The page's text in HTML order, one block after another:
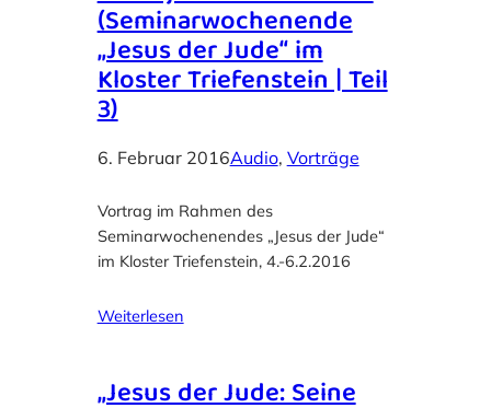
(Seminarwochenende
„Jesus der Jude“ im
Kloster Triefenstein | Teil
3)
6. Februar 2016Audio, Vorträge
Vortrag im Rahmen des
Seminarwochenendes „Jesus der Jude“
im Kloster Triefenstein, 4.-6.2.2016
Weiterlesen
„Jesus der Jude: Seine